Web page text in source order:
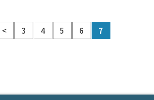
< 3 4 5 6 7